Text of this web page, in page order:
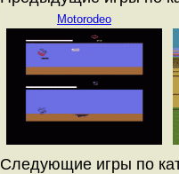
Motorodeo
Следующие игры по